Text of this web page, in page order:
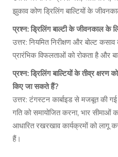
झुकाव कोण ड्रिलिंग बाल्टियों के
प्रश्न: ड्रिलिंग बाल्टी के जीवनकाल के
उत्तर: नियमित निरीक्षण और बोल्ट
प्रारंभिक विफलताओं को रोकता है और
प्रश्न: ड्रिलिंग बाल्टियों के तीव्र
किए जा सकते हैं?
उत्तर: टंगस्टन कार्बाइड से मजबूत की गई
गति को समायोजित करना, भार सीमाओं
आधारित रखरखाव कार्यक्रमों को लागू
हैं।